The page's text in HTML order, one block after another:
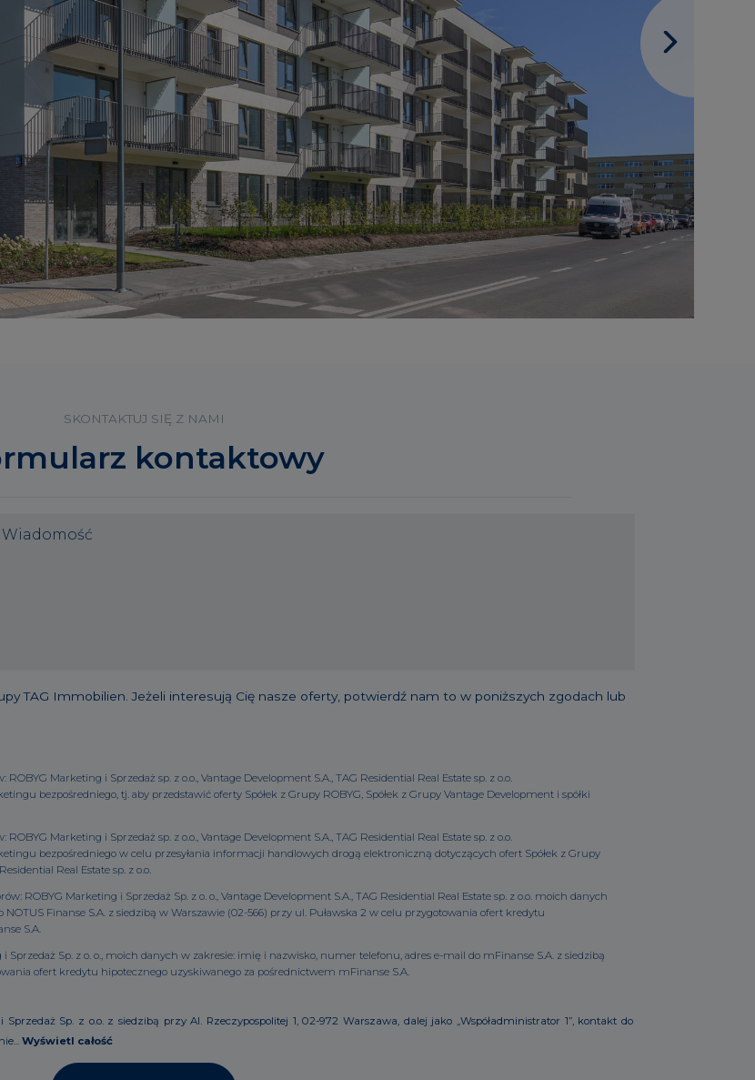
SKONTAKTUJ SIĘ Z NAMI
kontaktowy
TAG Immobilien. Jeżeli interesują Cię nasze oferty, potwierdź nam to w poniższych zgodach lub
Marketing i Sprzedaż sp. z o.o., Vantage Development S.A., TAG Residential Real Estate sp. z o.o.
bezpośredniego, tj. aby przedstawić oferty Spółek z Grupy ROBYG, Spółek z Grupy Vantage Development i spółki
Marketing i Sprzedaż sp. z o.o., Vantage Development S.A., TAG Residential Real Estate sp. z o.o.
bezpośredniego w celu przesyłania informacji handlowych drogą elektroniczną dotyczących ofert Spółek z Grupy
Real Estate sp. z o.o.
ROBYG Marketing i Sprzedaż Sp. z o. o., Vantage Development S.A., TAG Residential Real Estate sp. z o.o. moich danych
Finanse S.A. z siedzibą w Warszawie (02-566) przy ul. Puławska 2 w celu przygotowania ofert kredytu
S.A.
Sp. z o. o., moich danych w zakresie: imię i nazwisko, numer telefonu, adres e-mail do mFinanse S.A. z siedzibą
ofert kredytu hipotecznego uzyskiwanego za pośrednictwem mFinanse S.A.
Sp. z o.o. z siedzibą przy Al. Rzeczypospolitej 1, 02-972 Warszawa, dalej jako „Współadministrator 1”, kontakt do
Wyświetl całość